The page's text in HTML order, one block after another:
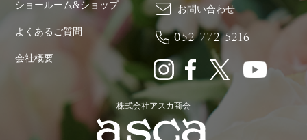
ショールーム&ショップ
よくあるご質問
会社概要
お問い合わせ
052-772-5216
株式会社アスカ商会